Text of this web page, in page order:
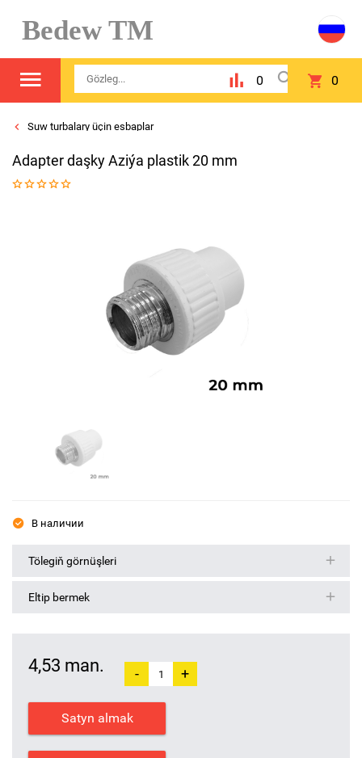
Bedew TM
0 0
Suw turbalary üçin esbaplar
Adapter daşky Aziýa plastik 20 mm
В наличии
Tölegiň görnüşleri
Eltip bermek
4,53 man. - +
Satyn almak